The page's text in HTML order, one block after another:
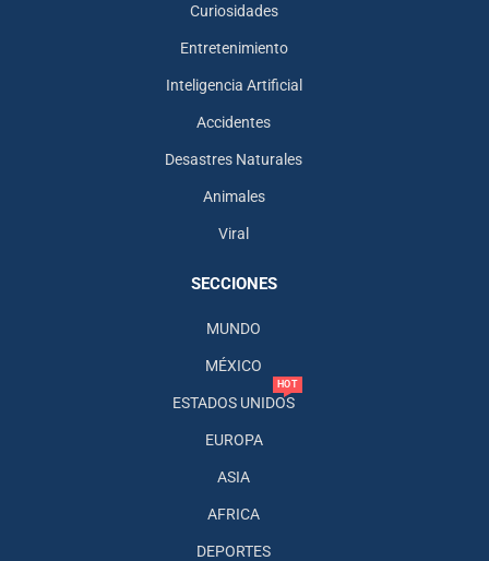
Curiosidades
Entretenimiento
Inteligencia Artificial
Accidentes
Desastres Naturales
Animales
Viral
SECCIONES
MUNDO
MÉXICO
ESTADOS UNIDOS
HOT
EUROPA
ASIA
AFRICA
DEPORTES